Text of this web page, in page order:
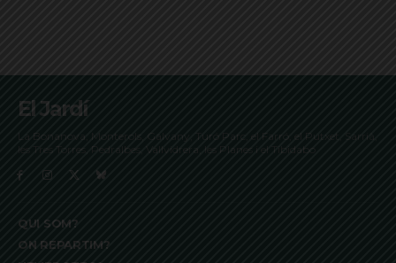
El Jardí
La Bonanova, Monterols, Galvany, Turó Parc, el Farró, el Putxet, Sarrià,
les Tres Torres, Pedralbes, Vallvidrera, les Planes i el Tibidabo
QUI SOM?
ON REPARTIM?